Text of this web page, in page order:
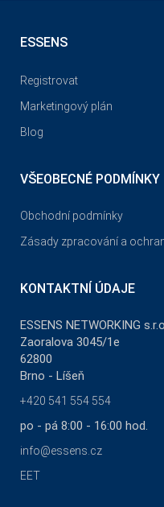
ESSENS
Registrovat
Marketingový plán
Blog
VŠEOBECNÉ PODMÍNKY
Obchodní podmínky
Zásady zpracování a
KONTAKTNÍ ÚDAJE
ESSENS NETWORKING
Zaoralova 3045/1e
62800
Brno - Líšeň
+420 541 554 554
po - pá 8:00 - 16:00 hod.
info@essens.cz
EET